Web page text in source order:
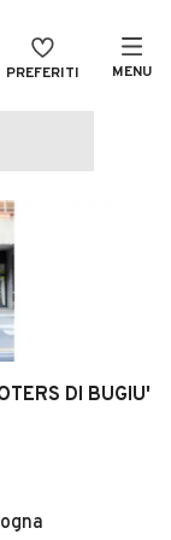
PREFERITI MENU
DI BUGIU'
Bologna